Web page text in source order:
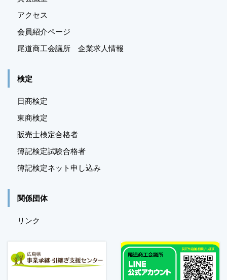
アクセス
会員紹介ページ
尾道商工会議所 企業求人情報
検定
日商検定
東商検定
販売士検定合格者
簿記検定試験合格者
簿記検定ネット申し込み
関係団体
リンク